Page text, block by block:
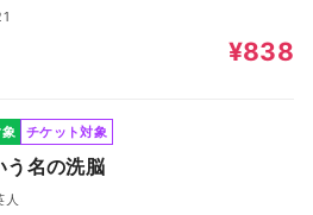
¥838
チケット対象
う名の洗脳
人